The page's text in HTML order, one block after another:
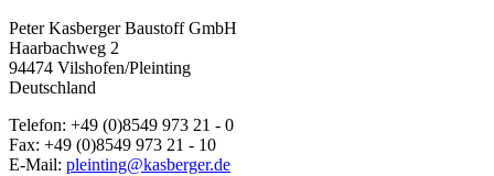
Peter Kasberger Baustoff GmbH
Haarbachweg 2
94474 Vilshofen/Pleinting
Deutschland
Telefon: +49 (0)8549 973 21 - 0
Fax: +49 (0)8549 973 21 - 10
E-Mail: pleinting@kasberger.de